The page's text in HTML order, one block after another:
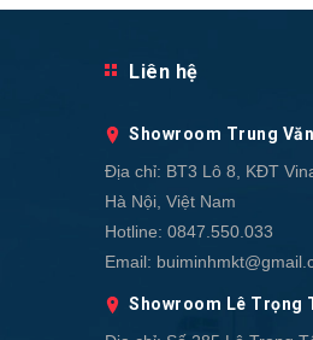
Liên hệ
Showroom Trung Văn
Địa chỉ: BT3 Lô 8, KĐT
Hà Nội, Việt Nam
Hotline: 0847.550.033
Email:
Showroom Lê Trọng